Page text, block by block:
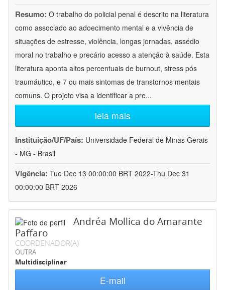
Resumo: O trabalho do policial penal é descrito na literatura
como associado ao adoecimento mental e a vivência de
situações de estresse, violência, longas jornadas, assédio
moral no trabalho e precário acesso a atenção à saúde. Esta
literatura aponta altos percentuais de burnout, stress pós
traumáutico, e 7 ou mais sintomas de transtornos mentais
comuns. O projeto visa a identificar a pre...
leia mais
Instituição/UF/País: Universidade Federal de Minas Gerais
- MG - Brasil
Vigência: Tue Dec 13 00:00:00 BRT 2022-Thu Dec 31
00:00:00 BRT 2026
Andréa Mollica do Amarante
Paffaro
COORDENADOR(A)
OUTRA
Multidisciplinar
E-mail